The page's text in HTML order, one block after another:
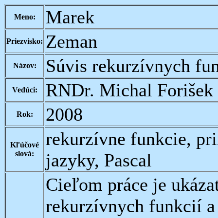
Meno: Marek
Priezvisko: Zeman
Názov: Súvis rekurzívnych
Vedúci: RNDr. Michal Forišek
Rok: 2008
Kľúčové
slová:
rekurzívne funkcie,
jazyky, Pascal
Cieľom práce je
rekurzívnych funkcií